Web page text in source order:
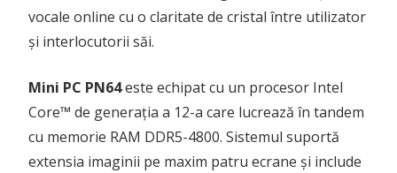
vocale online cu o claritate de cristal între utilizator
și interlocutorii săi.
Mini PC PN64este echipat cu un procesor Intel
Core™ de generația a 12-a care lucrează în tandem
cu memorie RAM DDR5-4800. Sistemul suportă
extensia imaginii pe maxim patru ecrane și include